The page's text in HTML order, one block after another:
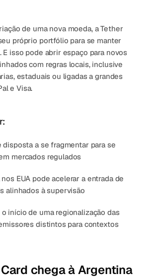
de uma nova moeda, a Tether
próprio portfólio para se manter
E isso pode abrir espaço para novos
com regras locais, inclusive
estaduais ou ligadas a grandes
e Visa.
disposta a se fragmentar para se
mercados regulados
EUA pode acelerar a entrada de
alinhados à supervisão
início de uma regionalização das
distintos para contextos
chega à Argentina